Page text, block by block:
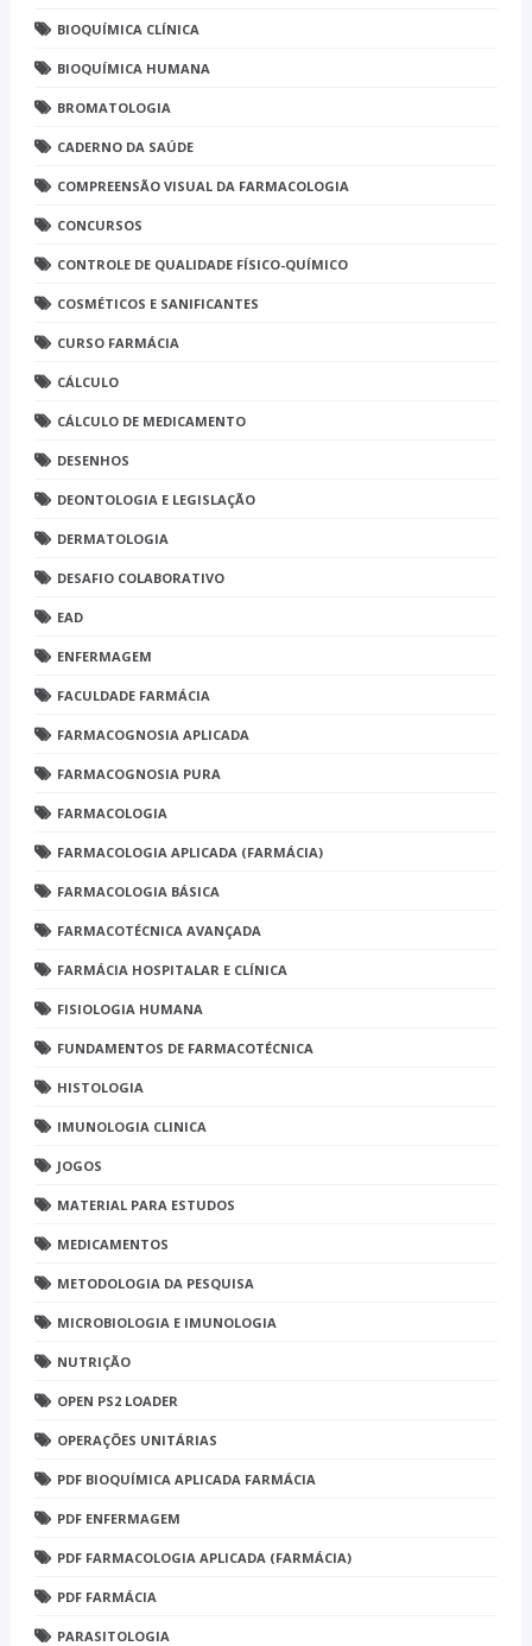
BIOQUÍMICA CLÍNICA
BIOQUÍMICA HUMANA
BROMATOLOGIA
CADERNO DA SAÚDE
COMPREENSÃO VISUAL DA FARMACOLOGIA
CONCURSOS
CONTROLE DE QUALIDADE FÍSICO-QUÍMICO
COSMÉTICOS E SANIFICANTES
CURSO FARMÁCIA
CÁLCULO
CÁLCULO DE MEDICAMENTO
DESENHOS
DEONTOLOGIA E LEGISLAÇÃO
DERMATOLOGIA
DESAFIO COLABORATIVO
EAD
ENFERMAGEM
FACULDADE FARMÁCIA
FARMACOGNOSIA APLICADA
FARMACOGNOSIA PURA
FARMACOLOGIA
FARMACOLOGIA APLICADA (FARMÁCIA)
FARMACOLOGIA BÁSICA
FARMACOTÉCNICA AVANÇADA
FARMÁCIA HOSPITALAR E CLÍNICA
FISIOLOGIA HUMANA
FUNDAMENTOS DE FARMACOTÉCNICA
HISTOLOGIA
IMUNOLOGIA CLINICA
JOGOS
MATERIAL PARA ESTUDOS
MEDICAMENTOS
METODOLOGIA DA PESQUISA
MICROBIOLOGIA E IMUNOLOGIA
NUTRIÇÃO
OPEN PS2 LOADER
OPERAÇÕES UNITÁRIAS
PDF BIOQUÍMICA APLICADA FARMÁCIA
PDF ENFERMAGEM
PDF FARMACOLOGIA APLICADA (FARMÁCIA)
PDF FARMÁCIA
PARASITOLOGIA